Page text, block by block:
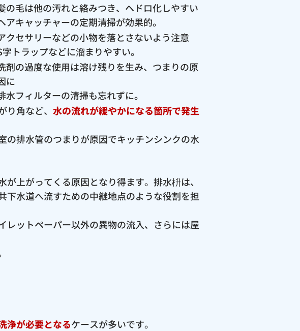
の毛は他の汚れと絡みつき、ヘドロ化しやすい
アキャッチャーの定期清掃が効果的。
クセサリーなどの小物を落とさないよう注意
字トラップなどに溜まりやすい。
剤の過度な使用は溶け残りを生み、つまりの原
に
水フィルターの清掃も忘れずに。
角など、 水の流れが緩やかになる箇所で発生
の排水管のつまりが原因でキッチンシンクの水
が上がってくる原因となり得ます。排水枡は、
水道へ流すための中継地点のような役割を担
ットペーパー以外の異物の流入、さらには屋
浄が必要となるケースが多いです。